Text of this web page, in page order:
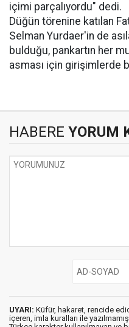
içimi parçalıyordu" dedi.
Düğün törenine katılan
Selman Yurdaer'in de
bulduğu, pankartın her
asması için girişimlerde
HABERE YORUM
UYARI: Küfür, hakaret, rencide
içeren, imla kuralları ile